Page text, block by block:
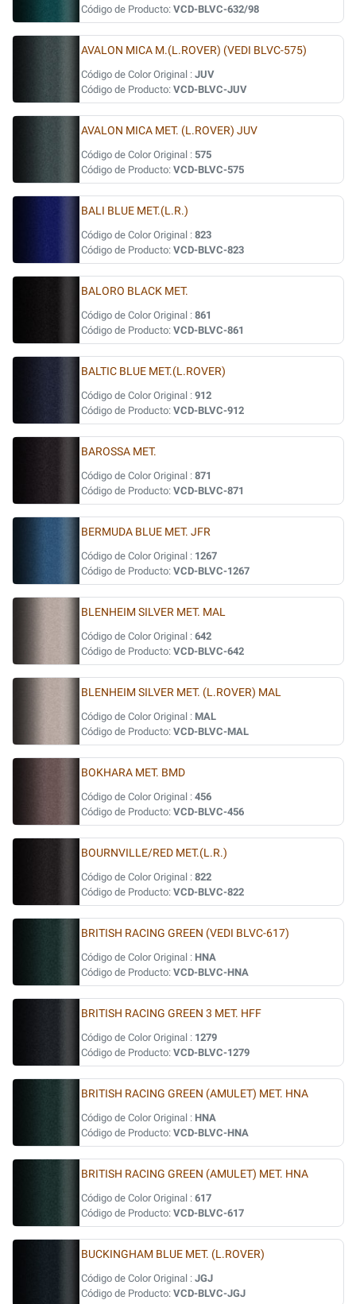
Código de Producto: VCD-BLVC-632/98
AVALON MICA M.(L.ROVER) (VEDI BLVC-575)
Código de Color Original : JUV
Código de Producto: VCD-BLVC-JUV
AVALON MICA MET. (L.ROVER) JUV
Código de Color Original : 575
Código de Producto: VCD-BLVC-575
BALI BLUE MET.(L.R.)
Código de Color Original : 823
Código de Producto: VCD-BLVC-823
BALORO BLACK MET.
Código de Color Original : 861
Código de Producto: VCD-BLVC-861
BALTIC BLUE MET.(L.ROVER)
Código de Color Original : 912
Código de Producto: VCD-BLVC-912
BAROSSA MET.
Código de Color Original : 871
Código de Producto: VCD-BLVC-871
BERMUDA BLUE MET. JFR
Código de Color Original : 1267
Código de Producto: VCD-BLVC-1267
BLENHEIM SILVER MET. MAL
Código de Color Original : 642
Código de Producto: VCD-BLVC-642
BLENHEIM SILVER MET. (L.ROVER) MAL
Código de Color Original : MAL
Código de Producto: VCD-BLVC-MAL
BOKHARA MET. BMD
Código de Color Original : 456
Código de Producto: VCD-BLVC-456
BOURNVILLE/RED MET.(L.R.)
Código de Color Original : 822
Código de Producto: VCD-BLVC-822
BRITISH RACING GREEN (VEDI BLVC-617)
Código de Color Original : HNA
Código de Producto: VCD-BLVC-HNA
BRITISH RACING GREEN 3 MET. HFF
Código de Color Original : 1279
Código de Producto: VCD-BLVC-1279
BRITISH RACING GREEN (AMULET) MET. HNA
Código de Color Original : HNA
Código de Producto: VCD-BLVC-HNA
BRITISH RACING GREEN (AMULET) MET. HNA
Código de Color Original : 617
Código de Producto: VCD-BLVC-617
BUCKINGHAM BLUE MET. (L.ROVER)
Código de Color Original : JGJ
Código de Producto: VCD-BLVC-JGJ